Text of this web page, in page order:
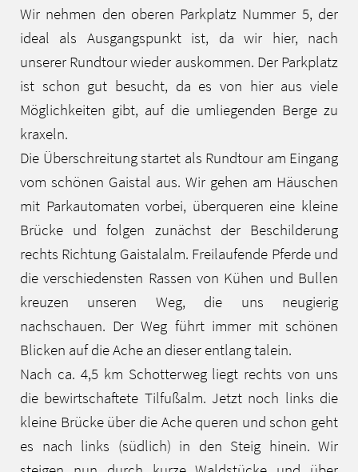
Wir nehmen den oberen Parkplatz Nummer 5, der
ideal als Ausgangspunkt ist, da wir hier, nach
unserer Rundtour wieder auskommen. Der Parkplatz
ist schon gut besucht, da es von hier aus viele
Möglichkeiten gibt, auf die umliegenden Berge zu
kraxeln.
Die Überschreitung startet als Rundtour am Eingang
vom schönen Gaistal aus. Wir gehen am Häuschen
mit Parkautomaten vorbei, überqueren eine kleine
Brücke und folgen zunächst der Beschilderung
rechts Richtung Gaistalalm. Freilaufende Pferde und
die verschiedensten Rassen von Kühen und Bullen
kreuzen unseren Weg, die uns neugierig
nachschauen. Der Weg führt immer mit schönen
Blicken auf die Ache an dieser entlang talein.
Nach ca. 4,5 km Schotterweg liegt rechts von uns
die bewirtschaftete Tilfußalm. Jetzt noch links die
kleine Brücke über die Ache queren und schon geht
es nach links (südlich) in den Steig hinein. Wir